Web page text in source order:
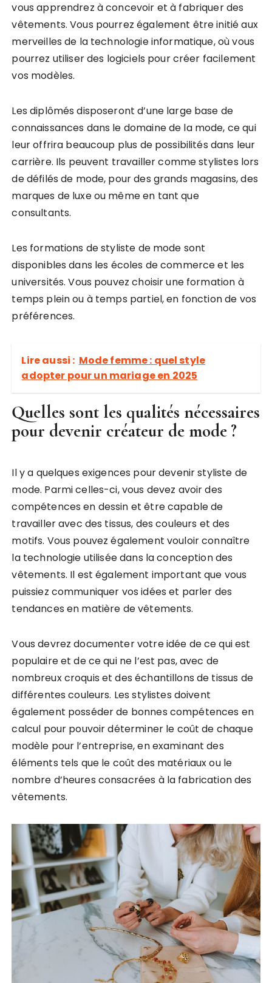
vous apprendrez à concevoir et à fabriquer des
vêtements. Vous pourrez également être initié aux
merveilles de la technologie informatique, où vous
pourrez utiliser des logiciels pour créer facilement
vos modèles.
Les diplômés disposeront d’une large base de
connaissances dans le domaine de la mode, ce qui
leur offrira beaucoup plus de possibilités dans leur
carrière. Ils peuvent travailler comme stylistes lors
de défilés de mode, pour des grands magasins, des
marques de luxe ou même en tant que
consultants.
Les formations de styliste de mode sont
disponibles dans les écoles de commerce et les
universités. Vous pouvez choisir une formation à
temps plein ou à temps partiel, en fonction de vos
préférences.
Lire aussi : Mode femme : quel style
adopter pour un mariage en 2025
Quelles sont les qualités nécessaires
pour devenir créateur de mode ?
Il y a quelques exigences pour devenir styliste de
mode. Parmi celles-ci, vous devez avoir des
compétences en dessin et être capable de
travailler avec des tissus, des couleurs et des
motifs. Vous pouvez également vouloir connaître
la technologie utilisée dans la conception des
vêtements. Il est également important que vous
puissiez communiquer vos idées et parler des
tendances en matière de vêtements.
Vous devrez documenter votre idée de ce qui est
populaire et de ce qui ne l’est pas, avec de
nombreux croquis et des échantillons de tissus de
différentes couleurs. Les stylistes doivent
également posséder de bonnes compétences en
calcul pour pouvoir déterminer le coût de chaque
modèle pour l’entreprise, en examinant des
éléments tels que le coût des matériaux ou le
nombre d’heures consacrées à la fabrication des
vêtements.